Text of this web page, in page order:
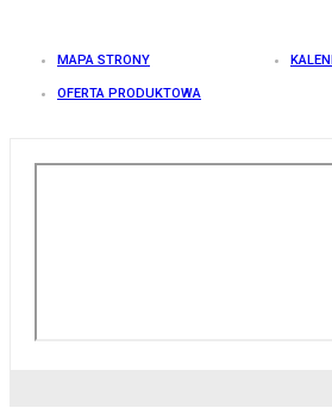
MAPA STRONY
OFERTA PRODUKTOWA